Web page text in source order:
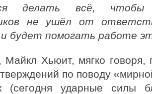
делать всё,
не ушёл от
будет помогать работе
Майкл Хьюит, мягко говоря,
по поводу
(сегодня ударные силы